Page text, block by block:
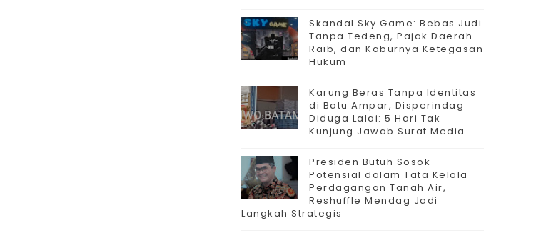
Skandal Sky Game: Bebas Judi
Tanpa Tedeng, Pajak Daerah
Raib, dan Kaburnya Ketegasan
Hukum
Karung Beras Tanpa Identitas
di Batu Ampar, Disperindag
Diduga Lalai: 5 Hari Tak
Kunjung Jawab Surat Media
Presiden Butuh Sosok
Potensial dalam Tata Kelola
Perdagangan Tanah Air,
Reshuffle Mendag Jadi
Langkah Strategis